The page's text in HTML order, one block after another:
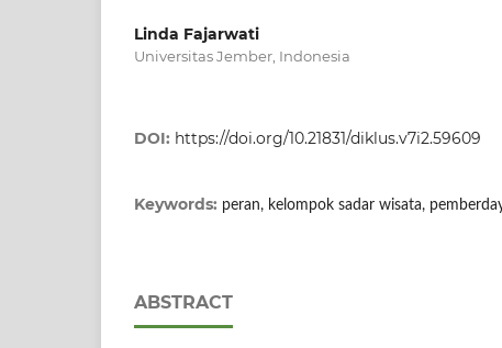
Linda Fajarwati
Universitas Jember, Indonesia
DOI: https://doi.org/10.21831/diklus.v7i2.59609
Keywords: peran, kelompok sadar wisata,
ABSTRACT